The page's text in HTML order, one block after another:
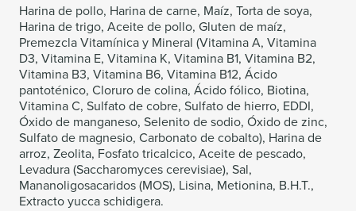
Harina de pollo, Harina de carne, Maíz, Torta de soya,
Harina de trigo, Aceite de pollo, Gluten de maíz,
Premezcla Vitamínica y Mineral (Vitamina A, Vitamina
D3, Vitamina E, Vitamina K, Vitamina B1, Vitamina B2,
Vitamina B3, Vitamina B6, Vitamina B12, Ácido
pantoténico, Cloruro de colina, Ácido fólico, Biotina,
Vitamina C, Sulfato de cobre, Sulfato de hierro, EDDI,
Óxido de manganeso, Selenito de sodio, Óxido de zinc,
Sulfato de magnesio, Carbonato de cobalto), Harina de
arroz, Zeolita, Fosfato tricalcico, Aceite de pescado,
Levadura (Saccharomyces cerevisiae), Sal,
Mananoligosacaridos (MOS), Lisina, Metionina, B.H.T.,
Extracto yucca schidigera.